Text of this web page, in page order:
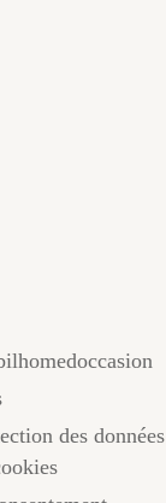
des données